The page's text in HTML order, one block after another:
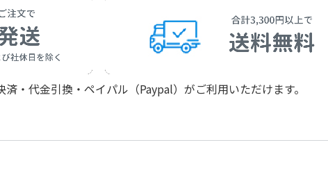
・代金引換・ペイパル（Paypal）がご利用いただけます。